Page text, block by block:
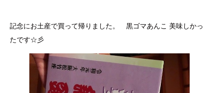
記念にお土産で買って帰りました。 黒ゴマあんこ 美味しかっ
たです☆彡